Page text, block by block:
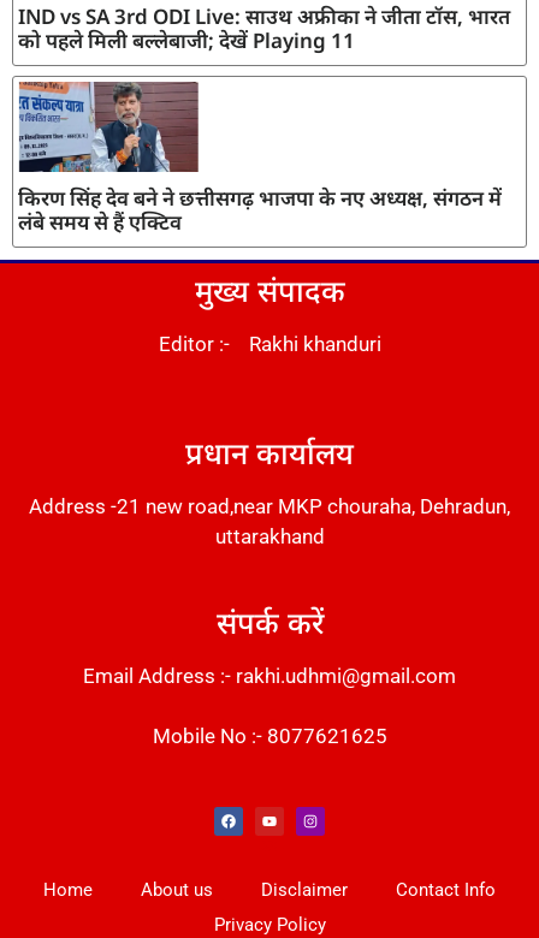
IND vs SA 3rd ODI Live: साउथ अफ्रीका ने जीता टॉस, भारत
को पहले मिली बल्लेबाजी; देखें Playing 11
किरण सिंह देव बने ने छत्तीसगढ़ भाजपा के नए अध्यक्ष, संगठन में
लंबे समय से हैं एक्टिव
मुख्य संपादक
Editor :- Rakhi khanduri
प्रधान कार्यालय
Address -21 new road,near MKP chouraha, Dehradun,
uttarakhand
संपर्क करें
Email Address :- rakhi.udhmi@gmail.com
Mobile No :- 8077621625
Home About us Disclaimer
Contact Info
Privacy Policy